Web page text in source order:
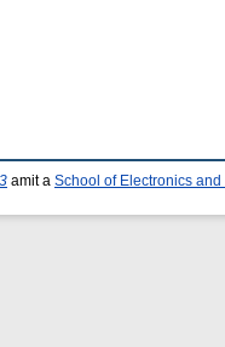
amit a School of Electronics